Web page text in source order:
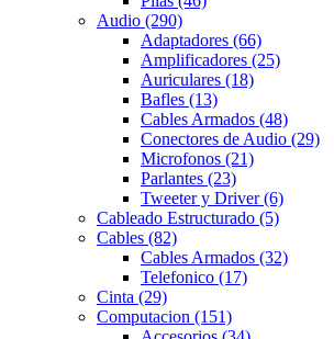
Audio (290)
Adaptadores (66)
Amplificadores (25)
Auriculares (18)
Bafles (13)
Cables Armados (48)
Conectores de Audio (29)
Microfonos (21)
Parlantes (23)
Tweeter y Driver(6)
Cableado Estructurado (5)
Cables (82)
Cables Armados (32)
Telefonico (17)
Cinta (29)
Computacion (151)